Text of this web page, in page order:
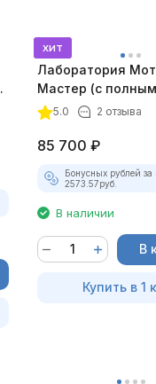
хит
Лаборатория
Мастер (с
лицензий)
5.0 2 отзыва
85 700 ₽
Бонусных рублей за
2573.57руб.
В наличии
В
Купить в 1